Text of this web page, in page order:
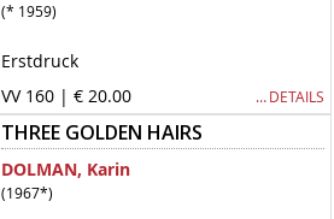
(* 1959)
Erstdruck
VV 160 | € 20.00 … DETAILS
THREE GOLDEN HAIRS
DOLMAN, Karin
(1967*)